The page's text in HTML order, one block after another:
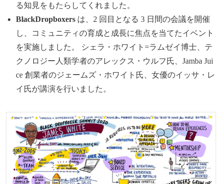
る知見をもたらしてくれました。
BlackDropboxers は、2 回目となる 3 日間の会議を開催
し、コミュニティの育成と成長に焦点を当てたイベント
を実施しました。 シェラ・ホワイト=ラムゼイ博士、テ
クノロジー人類学者のアレックス・ウルフ氏、Jamba Jui
ce 創業者のジェームズ・ホワイト氏、女優のイッサ・レ
イ氏が講演を行いました。